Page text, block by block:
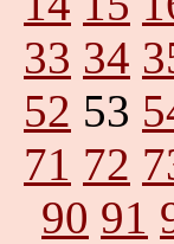
33 34
52 53
71 72
90 91